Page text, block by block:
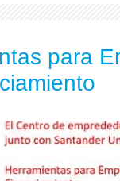
para